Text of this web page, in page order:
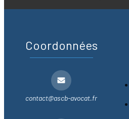
Coordonnées
contact@ascb-avocat.fr